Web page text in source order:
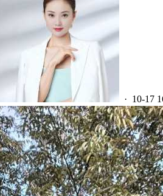
· 10-17